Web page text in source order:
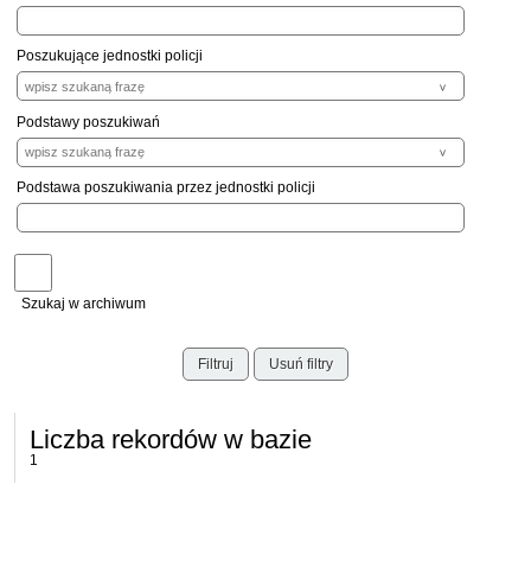
Poszukujące jednostki policji
Podstawy poszukiwań
Podstawa poszukiwania przez jednostki policji
Szukaj w archiwum
Filtruj Usuń filtry
Liczba rekordów w bazie
1